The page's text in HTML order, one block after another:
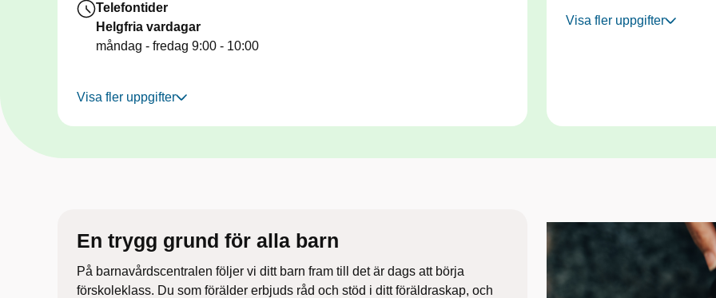
Telefontider
Helgfria vardagar
måndag - fredag 9:00 - 10:00
Visa fler uppgifter
Visa fler uppgifter
En trygg grund ​för alla barn
På barnavårdscentralen följer vi ditt barn fram till det ​är dags att börja
förskoleklass. Du som förälder erbjuds råd och stöd i ditt föräldraskap, och